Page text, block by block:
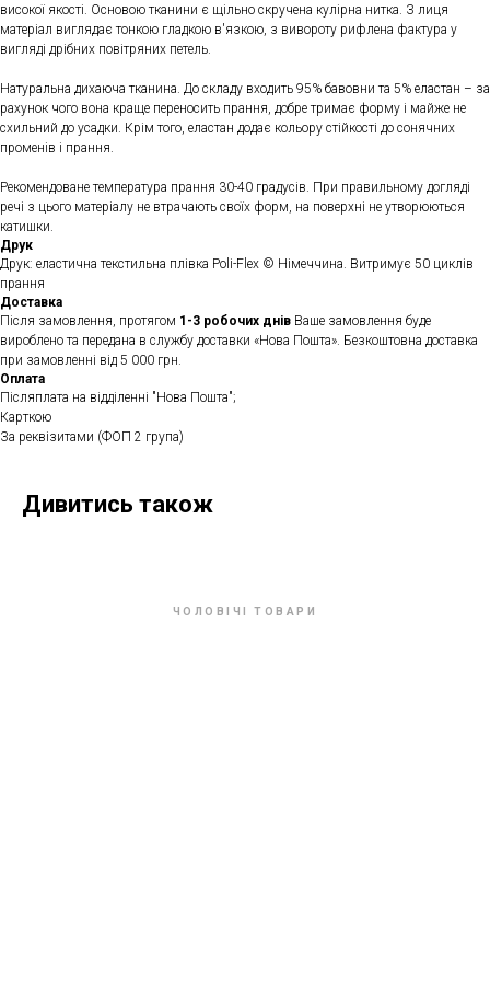
високої якості. Основою тканини є щільно скручена кулірна нитка. З лиця
матеріал виглядає тонкою гладкою в'язкою, з вивороту рифлена фактура у
вигляді дрібних повітряних петель.
Натуральна дихаюча тканина. До складу входить 95% бавовни та 5% еластан – за
рахунок чого вона краще переносить прання, добре тримає форму і майже не
схильний до усадки. Крім того, еластан додає кольору стійкості до сонячних
променів і прання.
Рекомендоване температура прання 30-40 градусів. При правильному догляді
речі з цього матеріалу не втрачають своїх форм, на поверхні не утворюються
катишки.
Друк
Друк: еластична текстильна плівка Poli-Flex © Німеччина. Витримує 50 циклів
прання
Доставка
Після замовлення, протягом 1-3 робочих днів Ваше замовлення буде
вироблено та передана в службу доставки «Нова Пошта». Безкоштовна доставка
при замовленні від 5 000 грн.
Оплата
Післяплата на відділенні "Нова Пошта";
Карткою
За реквізитами (ФОП 2 група)
Дивитись також
ЧОЛОВІЧІ ТОВАРИ